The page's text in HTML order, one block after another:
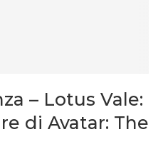
– Lotus Vale:
di Avatar: The